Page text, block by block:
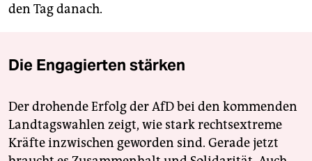
den Tag danach.
Die Engagierten stärken
Der drohende Erfolg der AfD bei den kommenden
Landtagswahlen zeigt, wie stark rechtsextreme
Kräfte inzwischen geworden sind. Gerade jetzt